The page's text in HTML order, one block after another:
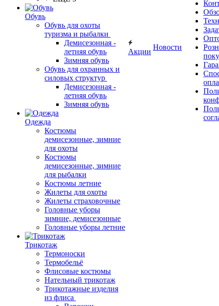
Обувь
Обувь для охоты
туризма и рыбалки
Демисезонная -
летняя обувь
Зимняя обувь
Обувь для охранных и
силовых структур
Демисезонная -
летняя обувь
Зимняя обувь
Одежда
Костюмы
демисезонные, зимние
для охоты
Костюмы
демисезонные, зимние
для рыбалки
Костюмы летние
Жилеты для охоты
Жилеты страховочные
Головные уборы
зимние, демисезонные
Головные уборы летние
Трикотаж
Термоноски
Термобельё
Флисовые костюмы
Нательный трикотаж
Трикотажные изделия
из флиса
Акции
Новости